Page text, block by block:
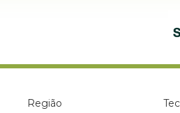
Região